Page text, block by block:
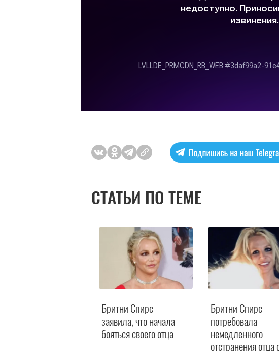
СТАТЬИ ПО ТЕМЕ
Бритни Спирс
заявила, что начала
бояться своего отца
Бритни Спирс
потребовала
немедленного
отстранения отца